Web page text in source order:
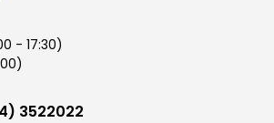
- 17:30)
3522022